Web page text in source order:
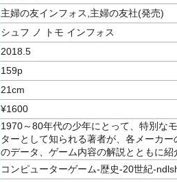
主婦の友インフォス,主婦の友社(発売)
シュフ ノ トモ インフォス
2018.5
159p
21cm
¥1600
1970～80年代の少年にとって、特別な
ターとして知られる著者が、各メーカ
のデータ、ゲーム内容の解説とともに紹
コンピューターゲーム-歴史-20世紀-